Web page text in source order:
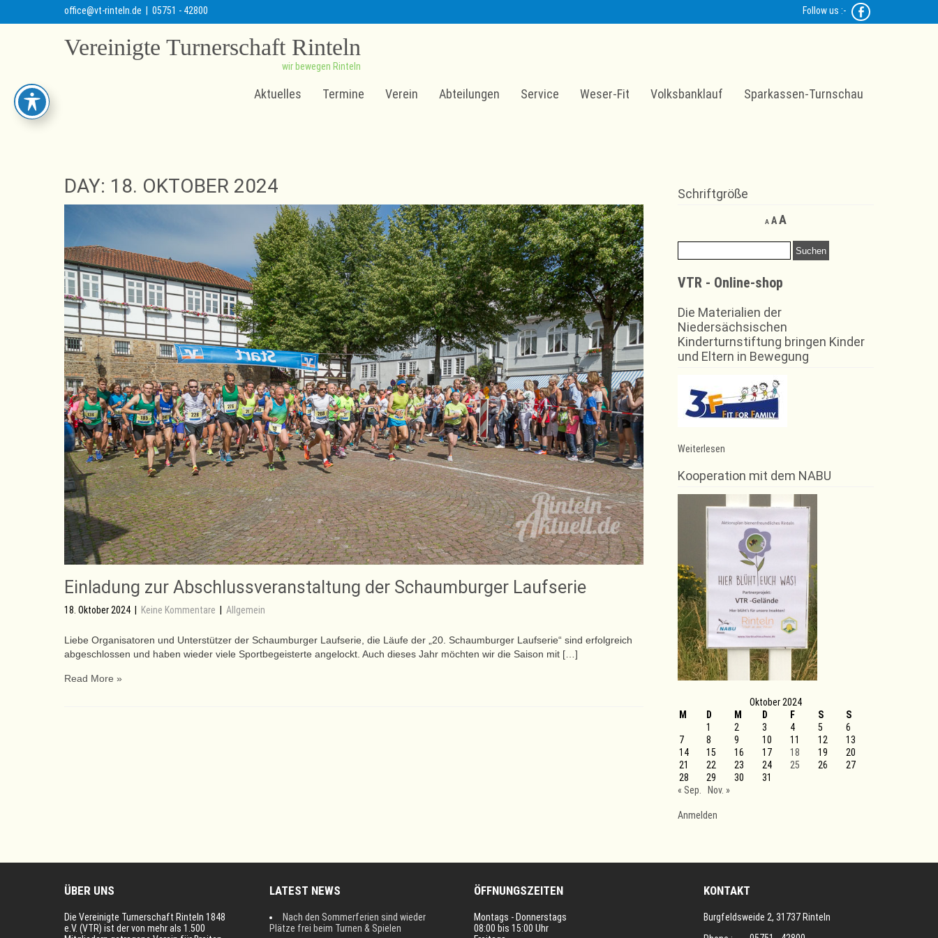
office@vt-rinteln.de | 05751 - 42800 Follow us :-
Vereinigte Turnerschaft Rinteln
wir bewegen Rinteln
Aktuelles Termine Verein Abteilungen Service Weser-Fit Volksbanklauf Sparkassen-Turnschau
DAY: 18. OKTOBER 2024
Einladung zur Abschlussveranstaltung der Schaumburger Laufserie
18. Oktober 2024 | Keine Kommentare | Allgemein
Liebe Organisatoren und Unterstützer der Schaumburger Laufserie, die Läufe der „20. Schaumburger Laufserie“ sind erfolgreich
abgeschlossen und haben wieder viele Sportbegeisterte angelockt. Auch dieses Jahr möchten wir die Saison mit […]
Read More »
Schriftgröße
A
Decrease
font
A Reset
size.
A
size.
Suchen
nach:
VTR - Online-shop
Die Materialien der
Niedersächsischen
Kinderturnstiftung bringen Kinder
und Eltern in Bewegung
Weiterlesen
zur
Abschlussveranstaltung
der
Schaumburger
Laufserie
Kooperation mit dem NABU
Oktober 2024
M
D M D F S
S
1
2 3 4 5
6
7
8 9 10 11 12
13
14
15 16 17 18 19
20
21
22 23 24 25 26
27
28
29 30
31
« Sep.
Nov. »
Anmelden
ÜBER UNS
Die Vereinigte Turnerschaft Rinteln 1848
e.V. (VTR) ist der von mehr als 1.500
LATEST NEWS
Nach den Sommerferien sind wieder
Plätze frei beim Turnen & Spielen
ÖFFNUNGSZEITEN
Montags - Donnerstags
08:00 bis 15:00 Uhr
KONTAKT
Burgfeldsweide 2, 31737 Rinteln